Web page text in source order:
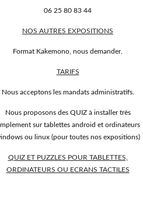
06 25 80 83 44
NOS AUTRES EXPOSITIONS
Format Kakemono, nous demander.
TARIFS
Nous acceptons les mandats administratifs.
Nous proposons des QUIZ à installer très
sur tablettes android et ordinateurs
ou linux (pour toutes nos expositions)
QUIZ ET PUZZLES POUR TABLETTES,
ORDINATEURS OU ECRANS TACTILES